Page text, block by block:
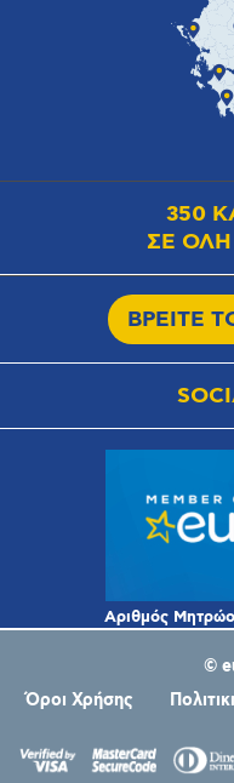
350
ΣΕ
ΒΡΕΙΤΕ
©
Όροι Χρήσης